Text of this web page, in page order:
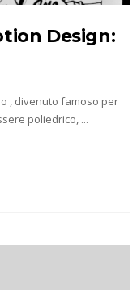
Design:
, divenuto famoso per
poliedrico, ...